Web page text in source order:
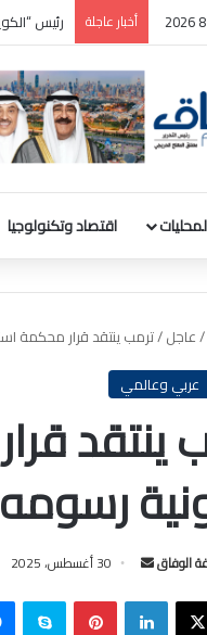
أخبار عاجلة مجلس
اقتصاد وتكنولوجيا
/عاجل/ترمب ينتقد قرار محكمة
عربي وعالمي
ينتقد
الوفاق
أرسل
إلكترونيا
30 أغسطس، 2025
‫X لينكدإن بينتيريست